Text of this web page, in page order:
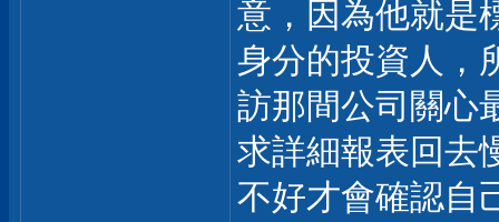
意，因為他就是
身分的投資人，
訪那間公司關心
求詳細報表回去
不好才會確認自